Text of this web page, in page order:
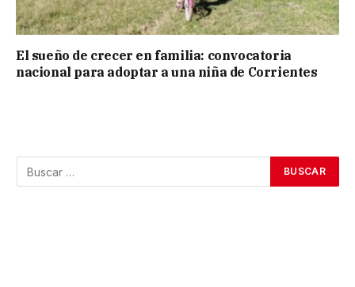
El sueño de crecer en familia: convocatoria
nacional para adoptar a una niña de Corrientes